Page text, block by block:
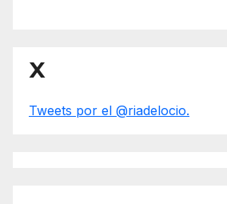
X
Tweets por el @riadelocio.